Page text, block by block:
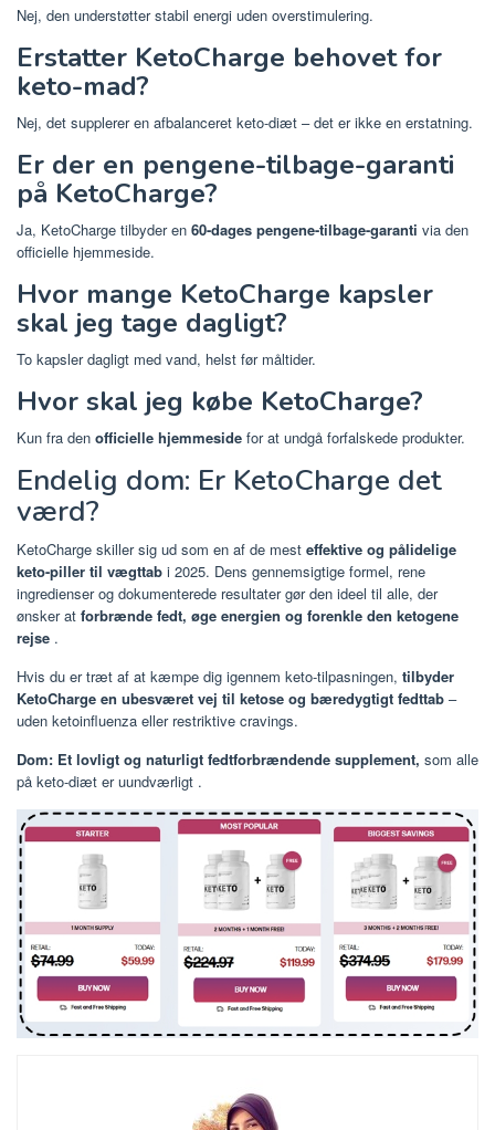
Nej, den understøtter stabil energi uden overstimulering.
Erstatter KetoCharge behovet for
keto-mad?
Nej, det supplerer en afbalanceret keto-diæt – det er ikke en erstatning.
Er der en pengene-tilbage-garanti
på KetoCharge?
Ja, KetoCharge tilbyder en 60-dages pengene-tilbage-garanti via den
officielle hjemmeside.
Hvor mange KetoCharge kapsler
skal jeg tage dagligt?
To kapsler dagligt med vand, helst før måltider.
Hvor skal jeg købe KetoCharge?
Kun fra den officielle hjemmeside for at undgå forfalskede produkter.
Endelig dom: Er KetoCharge det
værd?
KetoCharge skiller sig ud som en af ​​de mest effektive og pålidelige
keto-piller til vægttab i 2025. Dens gennemsigtige formel, rene
ingredienser og dokumenterede resultater gør den ideel til alle, der
ønsker at forbrænde fedt, øge energien og forenkle den ketogene
rejse .
Hvis du er træt af at kæmpe dig igennem keto-tilpasningen, tilbyder
KetoCharge en ubesværet vej til ketose og bæredygtigt fedttab –
uden ketoinfluenza eller restriktive cravings.
Dom: Et lovligt og naturligt fedtforbrændende supplement, som alle
på keto-diæt er uundværligt .